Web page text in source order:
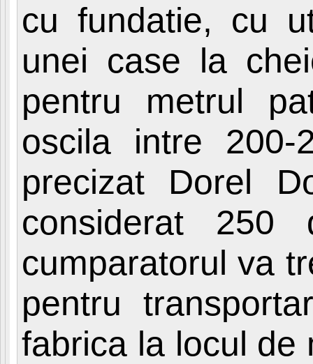
cu fundatie, cu
unei case la
pentru metrul
oscila intre
precizat Dorel
considerat 250
cumparatorul va
pentru
fabrica la locul de